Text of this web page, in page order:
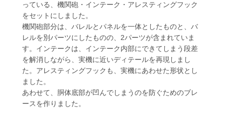
っている、機関砲・インテーク・アレスティングフック
をセットにしました。
機関砲部分は、バレルとパネルを一体としたものと、バ
レルを別パーツにしたものの、2パーツが含まれていま
す。インテークは、インテーク内部にできてしまう段差
を解消しながら、実機に近いディテールを再現しまし
た。アレスティングフックも、実機にあわせた形状とし
ました。
あわせて、胴体底部が凹んでしまうのを防ぐためのブレ
ースを作りました。